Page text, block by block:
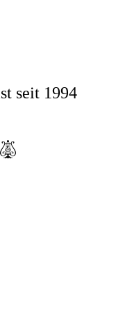
seit 1994